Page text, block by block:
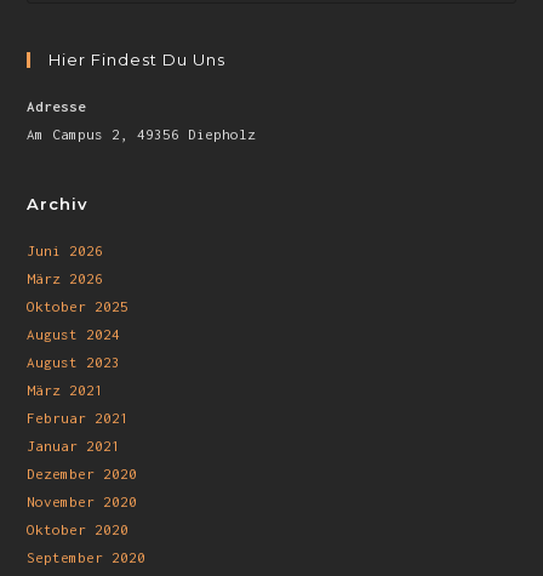
Hier Findest Du Uns
Adresse
Am Campus 2, 49356 Diepholz
Archiv
Juni 2026
März 2026
Oktober 2025
August 2024
August 2023
März 2021
Februar 2021
Januar 2021
Dezember 2020
November 2020
Oktober 2020
September 2020